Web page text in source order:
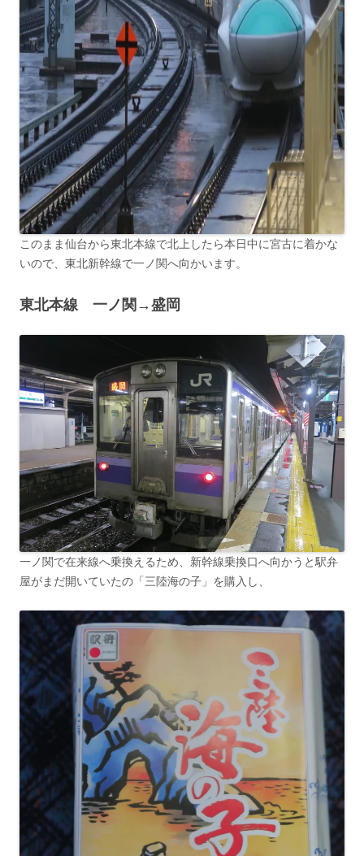
このまま仙台から東北本線で北上したら本日中に宮古に着かな
いので、東北新幹線で一ノ関へ向かいます。
東北本線 一ノ関→盛岡
一ノ関で在来線へ乗換えるため、新幹線乗換口へ向かうと駅弁
屋がまだ開いていたの「三陸海の子」を購入し、